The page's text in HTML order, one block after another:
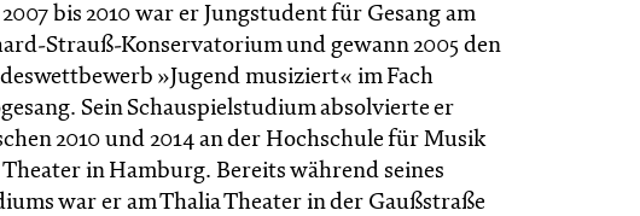
bis 2010 war er Jungstudent für Gesang am
Strauß-Konservatorium und gewann 2005 den
»Jugend musiziert« im Fach
Sein Schauspielstudium absolvierte er
2010 und 2014 an der Hochschule für Musik
in Hamburg. Bereits während seines
war er am Thalia Theater in der Gaußstraße